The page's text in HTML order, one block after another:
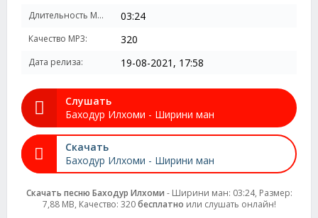
Длительность MP3: 03:24
Качество MP3: 320
Дата релиза: 19-08-2021, 17:58
Слушать
Баходур Илхоми - Ширини ман
Скачать
Баходур Илхоми - Ширини ман
Скачать песню Баходур Илхоми - Ширини ман: 03:24, Размер:
7,88 MB, Качество: 320бесплатно или слушать онлайн!